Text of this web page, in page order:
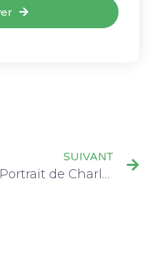
SUIVANT
Portrait de Charlotte Escoffier – MyLine